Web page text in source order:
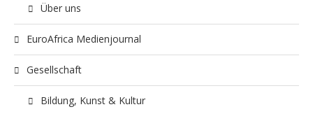
Über uns
EuroAfrica Medienjournal
Gesellschaft
Bildung, Kunst & Kultur